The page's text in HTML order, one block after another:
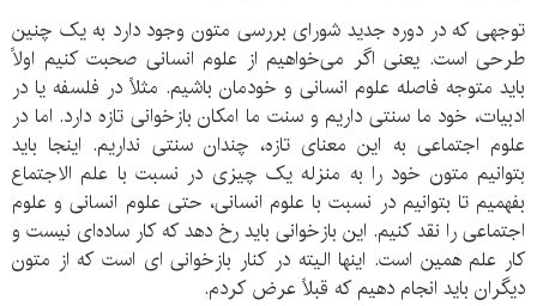
توجهی که در دوره جدید شورای بررسی متون وجود دارد به یک چنین
طرحی است. یعنی اگر می‌خواهیم از علوم انسانی صحبت کنیم اولاً
باید متوجه فاصله علوم انسانی و خودمان باشیم. مثلاً در فلسفه یا در
ادبیات، خود ما سنتی داریم و سنت ما امکان بازخوانی تازه دارد. اما در
علوم اجتماعی به این معنای تازه، چندان سنتی نداریم. اینجا باید
بتوانیم متون خود را به منزله یک چیزی در نسبت با علم الاجتماع
بفهمیم تا بتوانیم در نسبت با علوم انسانی، حتی علوم انسانی و علوم
اجتماعی را نقد کنیم. این بازخوانی باید رخ دهد که کار ساده‌ای نیست و
کار علم همین است. اینها الیته در کنار بازخوانی ای است که از متون
دیگران باید انجام دهیم که قبلاً عرض کردم.